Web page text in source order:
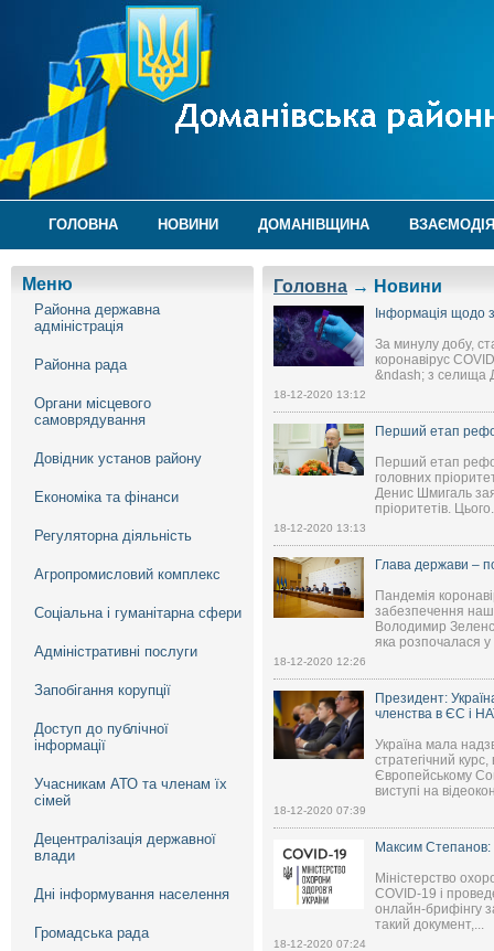
ГОЛОВНА НОВИНИ ДОМАНІВЩИНА
Меню
Районна державна
адміністрація
Районна рада
Органи місцевого
самоврядування
Довідник установ району
Економіка та фінанси
Регуляторна діяльність
Агропромисловий комплекс
Соціальна і гуманітарна сфери
Адміністративні послуги
Запобігання корупції
Доступ до публічної
інформації
Учасникам АТО та членам їх
сімей
Децентралізація державної
влади
Дні інформування населення
Громадська рада
Головна → Новини
Інформація щодо
За минулу добу,
коронавірус
&ndash; з селища
18-12-2020 13:12
Перший етап
Перший етап
головних
Денис Шмигаль
пріоритетів.
18-12-2020 13:13
Глава держави –
Пандемія
забезпечення
Володимир
яка розпочалася
18-12-2020 12:26
Президент:
членства в ЄС і
Україна мала
стратегічний
Європейському
виступі на
18-12-2020 07:39
Максим
Міністерство
COVID-19 і
онлайн-брифінгу
такий документ,...
18-12-2020 07:24